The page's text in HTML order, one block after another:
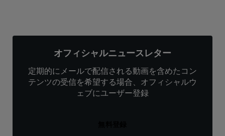
オフィシャルニュースレター
定期的にメールで配信される動画を含めたコン
テンツの受信を希望する場合、オフィシャルウ
ェブにユーザー登録